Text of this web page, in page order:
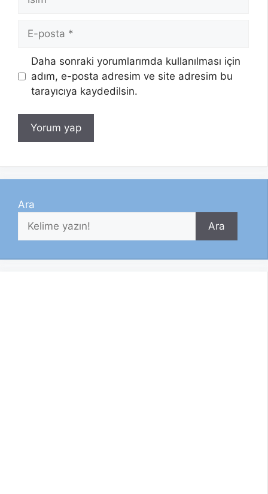
posta
Daha sonraki yorumlarımda kullanılması için
adım, e-posta adresim ve site adresim bu
tarayıcıya kaydedilsin.
Ara
Ara